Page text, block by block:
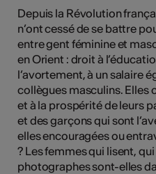
Depuis la Révolution
n’ont cessé de se battre
entre gent féminine et
en Orient : droit à
l’avortement, à un salaire
collègues masculins. Elles
et à la prospérité de leurs
et des garçons qui sont
elles encouragées ou
? Les femmes qui lisent,
photographes sont-elles